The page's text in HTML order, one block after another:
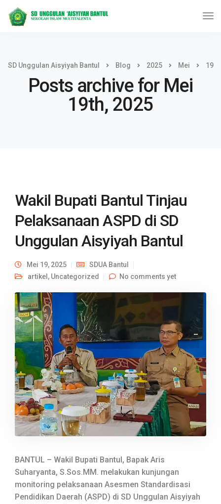
SD Unggulan Aisyiyah Bantul Blog 2025 Mei 19
Posts archive for Mei
19th, 2025
Wakil Bupati Bantul Tinjau
Pelaksanaan ASPD di SD
Unggulan Aisyiyah Bantul
Mei 19, 2025
SDUA Bantul
artikel , Uncategorized No comments yet
BANTUL – Wakil Bupati Bantul, Bapak Aris
Suharyanta, S.Sos.MM. melakukan kunjungan
monitoring pelaksanaan Asesmen Standardisasi
Pendidikan Daerah (ASPD) di SD Unggulan Aisyiyah